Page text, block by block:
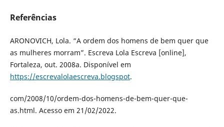
Referências
ARONOVICH, Lola. “A ordem dos homens de bem quer que
as mulheres morram”. Escreva Lola Escreva [online],
Fortaleza, out. 2008a. Disponível em
https://escrevalolaescreva.blogspot.
com/2008/10/ordem-dos-homens-de-bem-quer-que-
as.html. Acesso em 21/02/2022.